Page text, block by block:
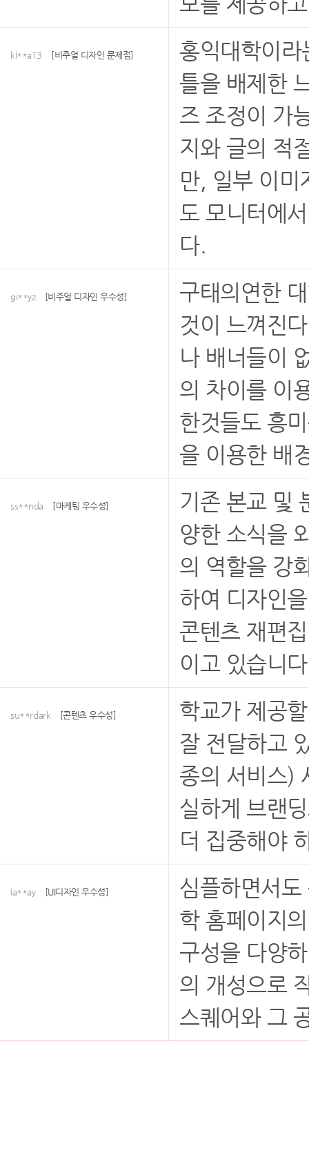
ki**a13 [비주얼 디자인 문제점]
홍익대학이
틀을 배제한
즈 조정이 가
지와 글의 적
만, 일부 이미
도 모니터에
다.
gi**yz [비주얼 디자인 우수성]
구태의연한
것이 느껴진
나 배너들이
의 차이를 이
한것들도 흥
을 이용한 배
ss**nda [마케팅 우수성]
기존 본교 및
양한 소식을
의 역할을 강
하여 디자인
콘텐츠 재편
이고 있습니
su**rclark [콘텐츠 우수성]
학교가 제공
잘 전달하고
종의 서비스)
실하게 브랜
더 집중해야
ia**ay [UI디자인 우수성]
심플하면서
학 홈페이지
구성을 다양
의 개성으로
스퀘어와 그